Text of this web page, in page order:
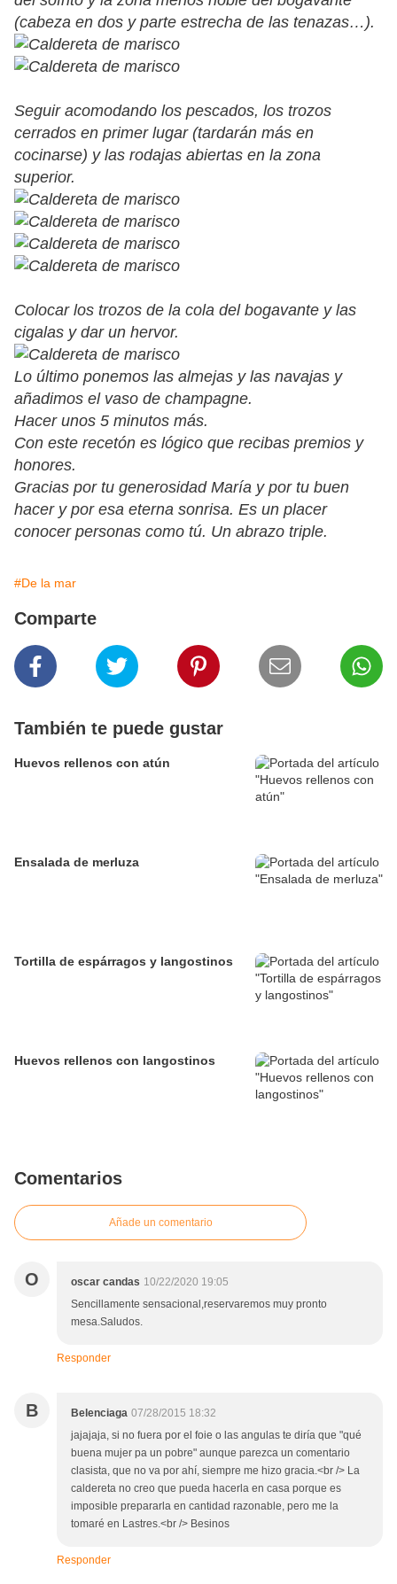
(cabeza en dos y parte estrecha de las tenazas…).
Seguir acomodando los pescados, los trozos
cerrados en primer lugar (tardarán más en
cocinarse) y las rodajas abiertas en la zona
superior.
Colocar los trozos de la cola del bogavante y las
cigalas y dar un hervor.
Lo último ponemos las almejas y las navajas y
añadimos el vaso de champagne.
Hacer unos 5 minutos más.
Con este recetón es lógico que recibas premios y
honores.
Gracias por tu generosidad María y por tu buen
hacer y por esa eterna sonrisa. Es un placer
conocer personas como tú. Un abrazo triple.
#De la mar
Comparte
También te puede gustar
Huevos rellenos con atún
Ensalada de merluza
Tortilla de espárragos y langostinos
Huevos rellenos con langostinos
Comentarios
Añade un comentario
O oscar candas 10/22/2020 19:05
Sencillamente sensacional,reservaremos muy pronto
mesa.Saludos.
Responder
B Belenciaga 07/28/2015 18:32
jajajaja, si no fuera por el foie o las angulas te diría que "qué
buena mujer pa un pobre" aunque parezca un comentario
clasista, que no va por ahí, siempre me hizo gracia.<br /> La
caldereta no creo que pueda hacerla en casa porque es
imposible prepararla en cantidad razonable, pero me la
tomaré en Lastres.<br /> Besinos
Responder